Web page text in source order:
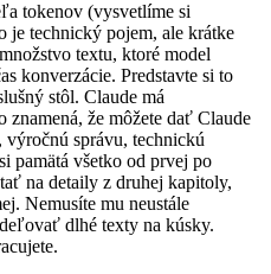
tokenov (vysvetlíme si
je technický pojem, ale krátke
textu, ktoré model
konverzácie. Predstavte si to
stôl. Claude má
že môžete dať Claude
správu, technickú
pamätá všetko od prvej po
na detaily z druhej kapitoly,
Nemusíte mu neustále
dlhé texty na kúsky.